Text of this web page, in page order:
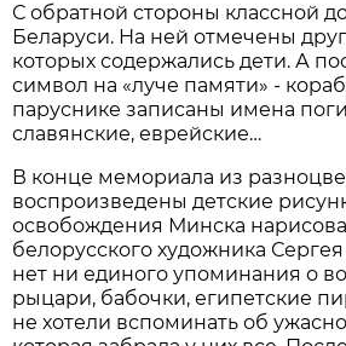
С обратной стороны классной
Беларуси. На ней отмечены
которых содержались дети. А
символ на «луче памяти» -
паруснике записаны имена
славянские, еврейские…
В конце мемориала из
воспроизведены детские
освобождения Минска
белорусского художника
нет ни единого упоминания о
рыцари, бабочки, египетские
не хотели вспоминать об